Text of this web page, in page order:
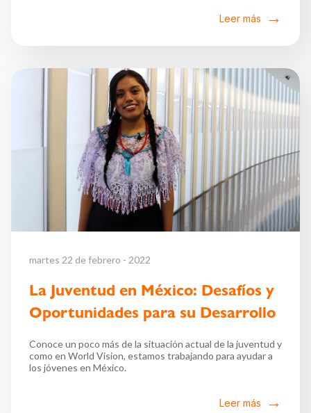
Leer más
martes 22 de febrero - 2022
La Juventud en México: Desafíos y
Oportunidades para su Desarrollo
Conoce un poco más de la situación actual de la juventud y
como en World Vision, estamos trabajando para ayudar a
los jóvenes en México.
Leer más